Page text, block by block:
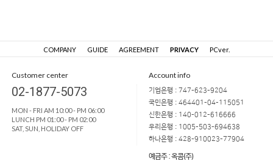
COMPANY GUIDE AGREEMENT PRIVACY PCver.
Customer center
02-1877-5073
MON - FRI AM 10:00 - PM 06:00
LUNCH PM 01:00 - PM 02:00
SAT, SUN, HOLIDAY OFF
Account info
기업은행 : 747-623-9204
국민은행 : 464401-04-115051
신한은행 : 140-012-616666
우리은행 : 1005-503-694638
하나은행 : 428-910023-77904
예금주 : 옥콤(주)